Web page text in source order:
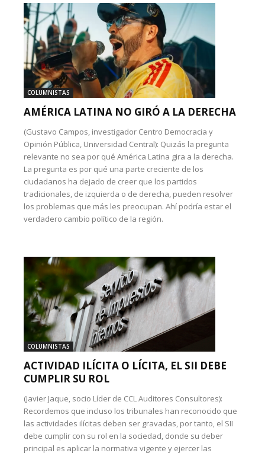
COLUMNISTAS
AMÉRICA LATINA NO GIRÓ A LA DERECHA
(Gustavo Campos, investigador Centro Democracia y
Opinión Pública, Universidad Central): Quizás la pregunta
relevante no sea por qué América Latina gira a la derecha.
La pregunta es por qué una parte creciente de los
ciudadanos ha dejado de creer que los partidos
tradicionales, de izquierda o de derecha, pueden resolver
los problemas que más les preocupan. Ahí podría estar el
verdadero cambio político de la región.
COLUMNISTAS
ACTIVIDAD ILÍCITA O LÍCITA, EL SII DEBE
CUMPLIR SU ROL
(Javier Jaque, socio Líder de CCL Auditores Consultores):
Recordemos que incluso los tribunales han reconocido que
las actividades ilícitas deben ser gravadas, por tanto, el SII
debe cumplir con su rol en la sociedad, donde su deber
principal es aplicar la normativa vigente y ejercer las